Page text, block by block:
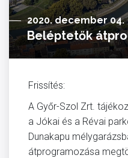
2020. december 04.
Beléptetők
Frissítés:
A Győr-Szol Zrt.
a Jókai és a Révai
Dunakapu
átprogramozása